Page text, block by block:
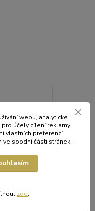
webu, analytické
účely cílení reklamy
vlastních preferencí
spodní části stránek.
zde.